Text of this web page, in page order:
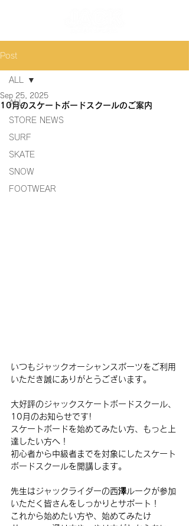
Post
ALL
STORE NEWS
SURF
SKATE
SNOW
FOOTWEAR
ALL
10月のスケートボードスクールのご案内
Sep 25, 2025
いつもジャックオーシャンスポーツをご利用
いただき誠にありがとうございます。
大好評のジャックスケートボードスクール、
10月のお知らせです!
スケートボードを始めてみたい方、もっと上
達したい方へ！
初心者から中級者までを対象にしたスケート
ボードスクールを開講します。
先生はジャックライダーの西澤ルークが参加
いただく皆さんをしっかりとサポート！
これから始めたい方や、始めてみたけ